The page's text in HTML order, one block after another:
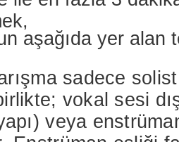
aşağıda yer alan
sadece solist
vokal sesi
veya